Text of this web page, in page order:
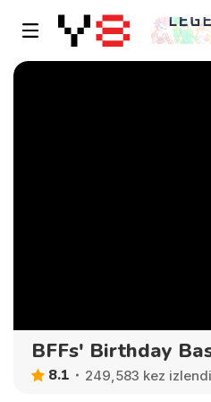
BFFs' Birthday
8.1 249,583 kez izlendi